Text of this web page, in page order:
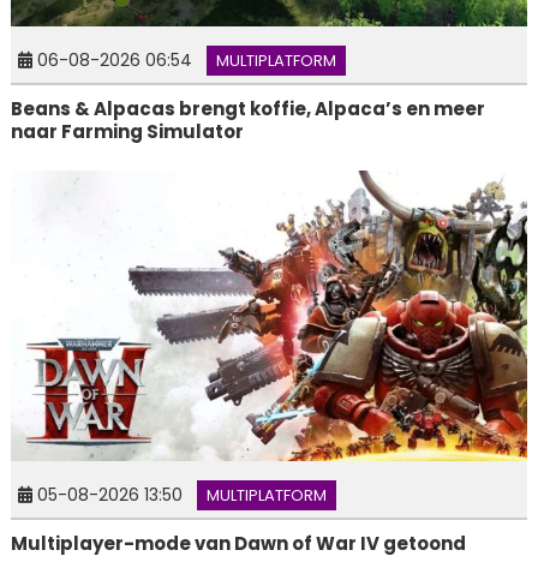
06-08-2026 06:54 MULTIPLATFORM
Beans & Alpacas brengt koffie, Alpaca’s en meer
naar Farming Simulator
05-08-2026 13:50 MULTIPLATFORM
Multiplayer-mode van Dawn of War IV getoond